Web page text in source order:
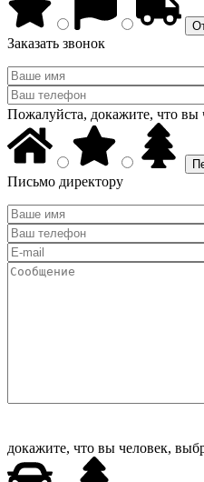
Заказать звонок
Пожалуйста, докажите, что вы
Письмо директору
докажите, что вы человек,